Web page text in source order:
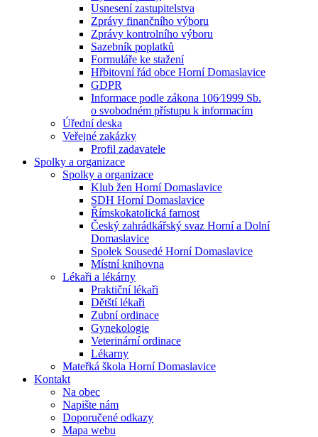
Usnesení zastupitelstva
Zprávy finančního výboru
Zprávy kontrolního výboru
Sazebník poplatků
Formuláře ke stažení
Hřbitovní řád obce Horní Domaslavice
GDPR
Informace podle zákona 106⁄1999 Sb.
o svobodném přístupu k informacím
Úřední deska
Veřejné zakázky
Profil zadavatele
Spolky a organizace
Spolky a organizace
Klub žen Horní Domaslavice
SDH Horní Domaslavice
Římskokatolická farnost
Český zahrádkářský svaz Horní a Dolní
Domaslavice
Spolek Sousedé Horní Domaslavice
Místní knihovna
Lékaři a lékárny
Praktiční lékaři
Dětští lékaři
Zubní ordinace
Gynekologie
Veterinární ordinace
Lékarny
Mateřká škola Horní Domaslavice
Kontakt
Na obec
Napište nám
Doporučené odkazy
Mapa webu